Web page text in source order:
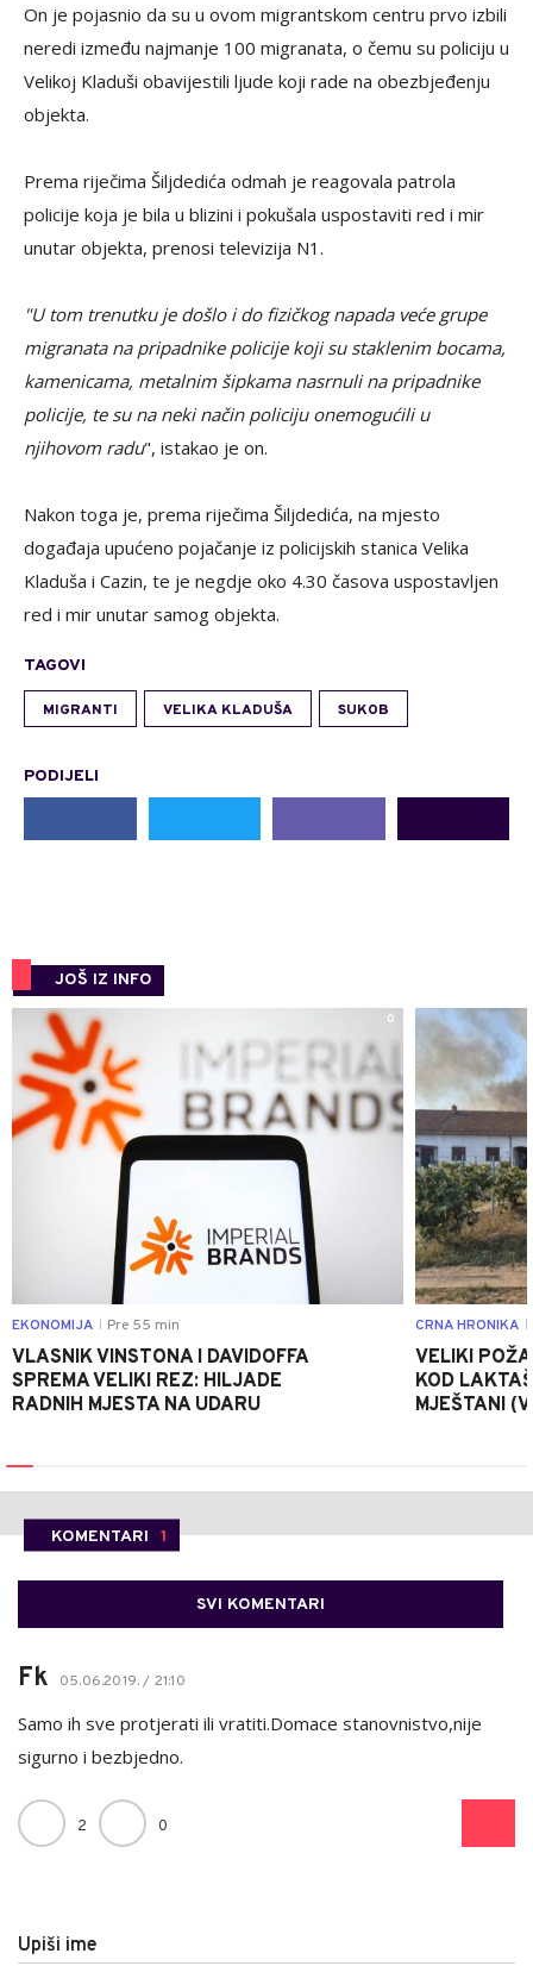
On je pojasnio da su u ovom migrantskom centru prvo izbili
neredi između najmanje 100 migranata, o čemu su policiju u
Velikoj Kladuši obavijestili ljude koji rade na obezbjeđenju
objekta.
Prema riječima Šiljdedića odmah je reagovala patrola
policije koja je bila u blizini i pokušala uspostaviti red i mir
unutar objekta, prenosi televizija N1.
"U tom trenutku je došlo i do fizičkog napada veće grupe
migranata na pripadnike policije koji su staklenim bocama,
kamenicama, metalnim šipkama nasrnuli na pripadnike
policije, te su na neki način policiju onemogućili u
njihovom radu", istakao je on.
Nakon toga je, prema riječima Šiljdedića, na mjesto
događaja upućeno pojačanje iz policijskih stanica Velika
Kladuša i Cazin, te je negdje oko 4.30 časova uspostavljen
red i mir unutar samog objekta.
TAGOVI
MIGRANTI VELIKA KLADUŠA SUKOB
PODIJELI
JOŠ IZ INFO
0
EKONOMIJA Pre 55 min
VLASNIK VINSTONA I DAVIDOFFA
SPREMA VELIKI REZ: HILJADE
RADNIH MJESTA NA UDARU
CRNA HRONIKA
VELIKI
KOD
MJEŠTANI
KOMENTARI 1
SVI KOMENTARI
Fk 05.06.2019. / 21:10
Samo ih sve protjerati ili vratiti.Domace stanovnistvo,nije
sigurno i bezbjedno.
2 0
Upiši ime